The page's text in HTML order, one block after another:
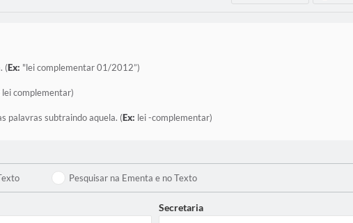
(Ex: "lei complementar 01/2012”)
lei complementar)
palavras subtraindo aquela. (Ex: lei -complementar)
Pesquisar na Ementa e no Texto
Secretaria